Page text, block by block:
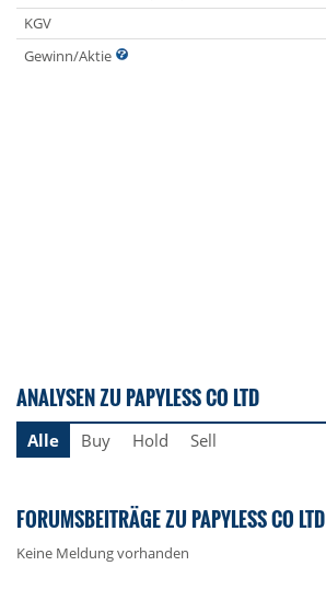
KGV
Gewinn/Aktie
ANALYSEN ZU PAPYLESS CO LTD
Alle Buy Hold Sell
FORUMSBEITRÄGE ZU PAPYLESS CO LTD
Keine Meldung vorhanden